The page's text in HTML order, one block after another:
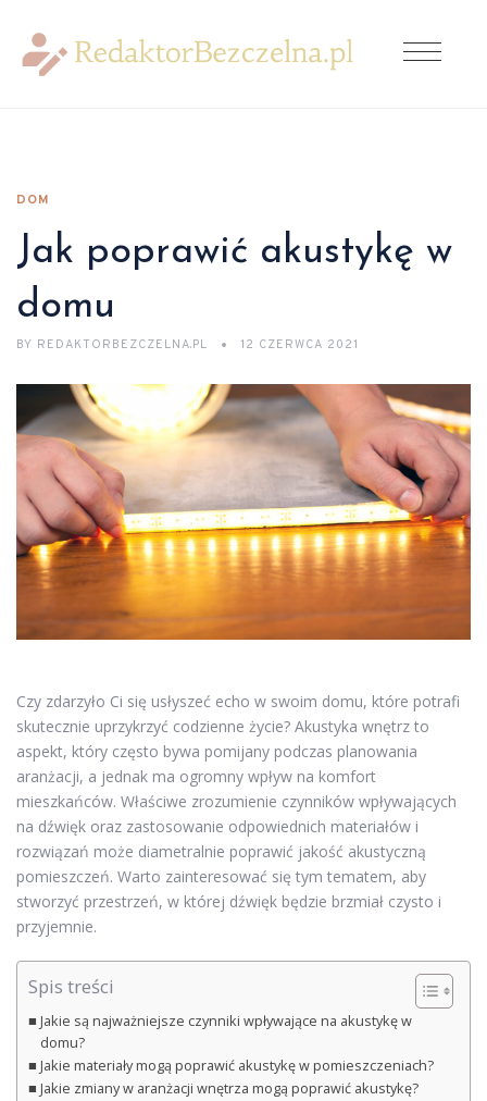
DOM
Jak poprawić akustykę w
domu
BY REDAKTORBEZCZELNA.PL 12 CZERWCA 2021
Czy zdarzyło Ci się usłyszeć echo w swoim domu, które potrafi
skutecznie uprzykrzyć codzienne życie? Akustyka wnętrz to
aspekt, który często bywa pomijany podczas planowania
aranżacji, a jednak ma ogromny wpływ na komfort
mieszkańców. Właściwe zrozumienie czynników wpływających
na dźwięk oraz zastosowanie odpowiednich materiałów i
rozwiązań może diametralnie poprawić jakość akustyczną
pomieszczeń. Warto zainteresować się tym tematem, aby
stworzyć przestrzeń, w której dźwięk będzie brzmiał czysto i
przyjemnie.
Spis treści
Jakie są najważniejsze czynniki wpływające na akustykę w
domu?
Jakie materiały mogą poprawić akustykę w pomieszczeniach?
Jakie zmiany w aranżacji wnętrza mogą poprawić akustykę?